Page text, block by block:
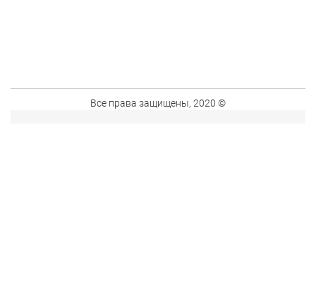
Все права защищены, 2020 ©